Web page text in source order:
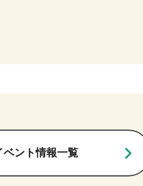
ベント情報一覧